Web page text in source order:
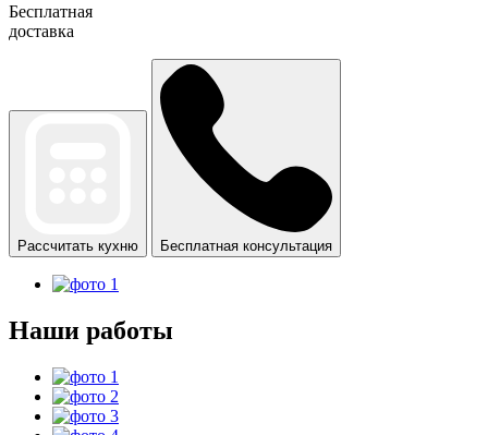
Бесплатная
доставка
Рассчитать кухню Бесплатная консультация
Наши работы